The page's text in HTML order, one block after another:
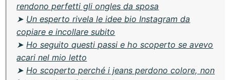
rendono perfetti gli ongles da sposa
➤ Un esperto rivela le idee bio Instagram da
copiare e incollare subito
➤ Ho seguito questi passi e ho scoperto se avevo
acari nel mio letto
➤ Ho scoperto perché i jeans perdono colore, non